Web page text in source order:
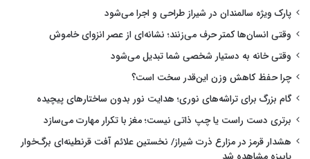
پارک ویژه سالمندان در شیراز طراحی و اجرا می‌شود
وقتی انسان‌ها کمتر حرف می‌زنند؛ نشانه‌ای از عصر انزوای خاموش
وقتی خانه به دستیار شخصی شما تبدیل می‌شود
چرا حفظ کاهش وزن این‌قدر سخت است؟
گام بزرگ برای تراشه‌های نوری؛ هدایت نور بدون ساختارهای پیچیده
برتری دست راست یا چپ ذاتی نیست؛ مغز با تکرار مهارت می‌سازد
هشدار قرمز در مزارع ذرت شیراز/ نخستین علائم آفت قرنطینه‌ای برگ‌خوار